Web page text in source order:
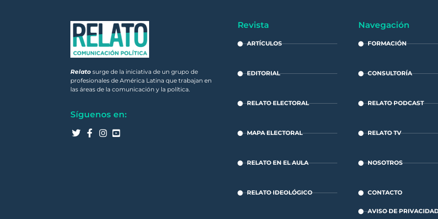
Relato surge de la iniciativa de un grupo de
profesionales de América Latina que trabajan en
las áreas de la comunicación y la política.
Síguenos en:
Revista
ARTÍCULOS
EDITORIAL
RELATO ELECTORAL
MAPA ELECTORAL
RELATO EN EL AULA
RELATO IDEOLÓGICO
Navegación
FORMACIÓN
CONSULTORÍA
RELATO PODCAST
RELATO TV
NOSOTROS
CONTACTO
AVISO DE